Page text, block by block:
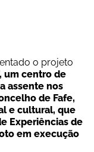
o projeto
um centro de
assente nos
de Fafe,
e cultural, que
Experiências de
em execução